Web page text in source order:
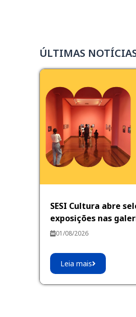
ÚLTIMAS
SESI Cultura abre
exposições nas
01/08/2026
Leia mais